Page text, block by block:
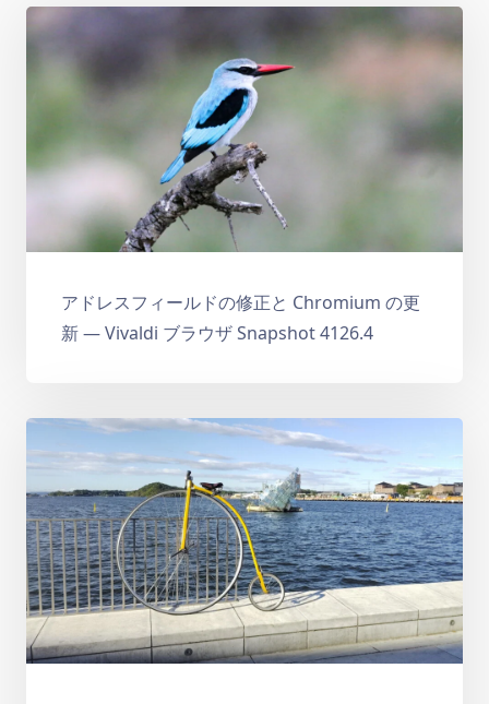
アドレスフィールドの修正と Chromium の更
新 — Vivaldi ブラウザ Snapshot 4126.4